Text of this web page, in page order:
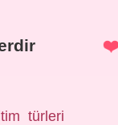
türleri